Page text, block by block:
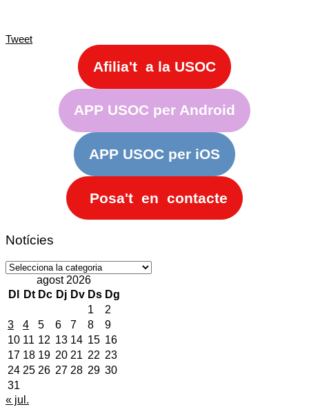
Tweet
Afilia't a la USOC
APP USOC per Android
APP USOC per iOS
Posa't en contacte
Notícies
Notícies
agost 2026
Dl
Dt Dc Dj Dv Ds Dg
1
2
3
4 5 6 7 8
9
10 11 12 13 14 15 16
17 18 19 20 21 22 23
24 25 26 27 28 29 30
31
« jul.